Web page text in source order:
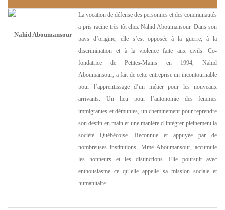
Nahid Aboumansour
La vocation de défense des personnes et des communautés
a pris racine très tôt chez Nahid Aboumansour. Dans son
pays d’origine, elle s’est opposée à la guerre, à la
discrimination et à la violence faite aux civils. Co-
fondatrice de Petites-Mains en 1994, Nahid
Aboumansour, a fait de cette entreprise un incontournable
pour l’apprentissage d’un métier pour les nouveaux
arrivants. Un lieu pour l’autonomie des femmes
immigrantes et démunies, un cheminement pour reprendre
son destin en main et une manière d’intégrer pleinement la
société Québécoise. Reconnue et appuyée par de
nombreuses institutions, Mme Aboumansour, accumule
les honneurs et les distinctions. Elle poursuit avec
enthousiasme ce qu’elle appelle sa mission sociale et
humanitaire.